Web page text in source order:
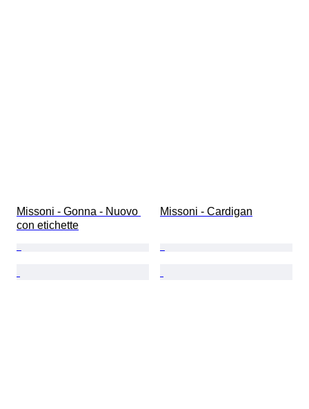
Missoni - Gonna - Nuovo
con etichette
Missoni - Cardigan